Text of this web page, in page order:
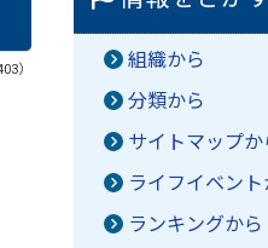
）
組織から
分類から
サイトマップか
ライフイベント
ランキングから